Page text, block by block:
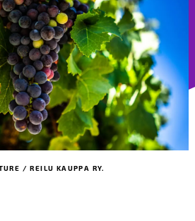
/ REILU KAUPPA RY.